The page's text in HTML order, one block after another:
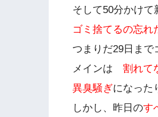
そして50分かけて
ゴミ捨てるの忘れ
つまりだ29日まで
メインは 割れて
異臭騒ぎになった
しかし、昨日のす